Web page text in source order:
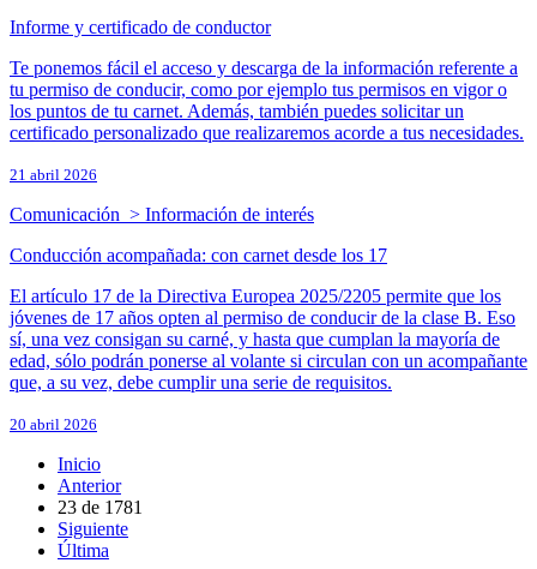
Informe y certificado de conductor
Te ponemos fácil el acceso y descarga de la información referente a
tu permiso de conducir, como por ejemplo tus permisos en vigor o
los puntos de tu carnet. Además, también puedes solicitar un
certificado personalizado que realizaremos acorde a tus necesidades.
21 abril 2026
Comunicación > Información de interés
Conducción acompañada: con carnet desde los 17
El artículo 17 de la Directiva Europea 2025/2205 permite que los
jóvenes de 17 años opten al permiso de conducir de la clase B. Eso
sí, una vez consigan su carné, y hasta que cumplan la mayoría de
edad, sólo podrán ponerse al volante si circulan con un acompañante
que, a su vez, debe cumplir una serie de requisitos.
20 abril 2026
Inicio
Anterior
23 de 1781
Siguiente
Última